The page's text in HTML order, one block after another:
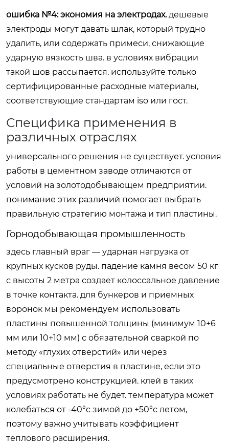
ошибка №4: экономия на электродах.дешевые
электроды могут давать шлак, который трудно
удалить, или содержать примеси, снижающие
ударную вязкость шва. в условиях вибрации
такой шов рассыпается. используйте только
сертифицированные расходные материалы,
соответствующие стандартам iso или гост.
Специфика применения в
различных отраслях
универсального решения не существует. условия
работы в цементном заводе отличаются от
условий на золотодобывающем предприятии.
понимание этих различий помогает выбрать
правильную стратегию монтажа и тип пластины.
Горнодобывающая промышленность
здесь главный враг — ударная нагрузка от
крупных кусков руды. падение камня весом 50 кг
с высоты 2 метра создает колоссальное давление
в точке контакта. для бункеров и приемных
воронок мы рекомендуем использовать
пластины повышенной толщины (минимум 10+6
мм или 10+10 мм) с обязательной сваркой по
методу «глухих отверстий» или через
специальные отверстия в пластине, если это
предусмотрено конструкцией. клей в таких
условиях работать не будет. температура может
колебаться от -40°c зимой до +50°c летом,
поэтому важно учитывать коэффициент
теплового расширения.